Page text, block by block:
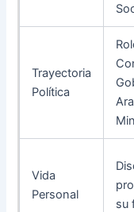
Trayectoria
Política
Vida
Personal
su